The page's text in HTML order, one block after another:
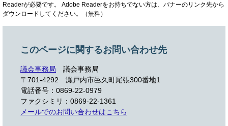
Readerが必要です。
Adobe Readerをお持ちでない方は、バナーのリンク先から
ダウンロードしてください。（無料）
このページに関するお問い合わせ先
議会事務局
議会事務局
〒701-4292
瀬戸内市邑久町尾張300番地1
電話番号：0869-22-0979
ファクシミリ：0869-22-1361
メールでのお問い合わせはこちら